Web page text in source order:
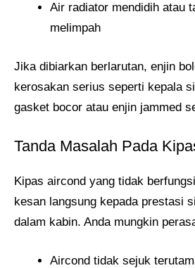
Air radiator mendidih atau
melimpah
Jika dibiarkan berlarutan, enjin
kerosakan serius seperti kepala
gasket bocor atau enjin jammed
Tanda Masalah Pada
Kipas aircond yang tidak
kesan langsung kepada prestasi
dalam kabin. Anda mungkin
Aircond tidak sejuk